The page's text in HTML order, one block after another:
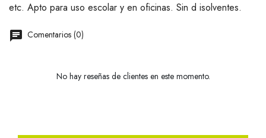
etc. Apto para uso escolar y en oficinas. Sin d isolventes.
Comentarios (0)
No hay reseñas de clientes en este momento.